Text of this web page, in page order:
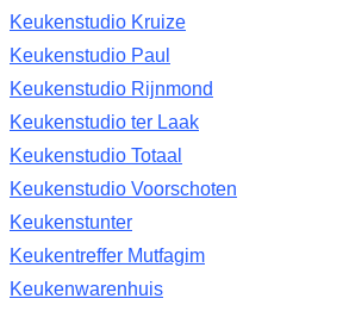
Keukenstudio Kruize
Keukenstudio Paul
Keukenstudio Rijnmond
Keukenstudio ter Laak
Keukenstudio Totaal
Keukenstudio Voorschoten
Keukenstunter
Keukentreffer Mutfagim
Keukenwarenhuis